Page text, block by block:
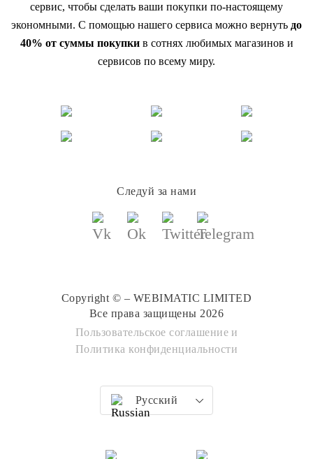
сервис, чтобы сделать ваши покупки по-настоящему
экономными. С помощью нашего сервиса можно вернуть до
40% от суммы покупкив сотнях любимых магазинов и
сервисов по всему миру.
Следуй за нами
Copyright © – WEBIMATIC LIMITED
Все права защищены 2026
Пользовательское соглашение и
Политика конфиденциальности
Русский